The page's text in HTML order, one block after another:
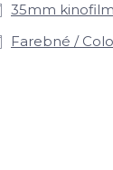
35mm kinofilm
Farebné /